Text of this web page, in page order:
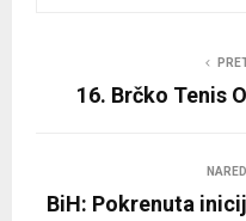
16. Brčko Tenis
BiH: Pokrenuta